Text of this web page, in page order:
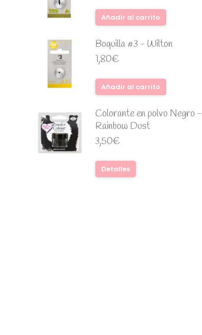
Añadir al carrito
Boquilla #3 - Wilton
1,80€
Añadir al carrito
Colorante en polvo Negro -
Rainbow Dust
3,50€
Detalles